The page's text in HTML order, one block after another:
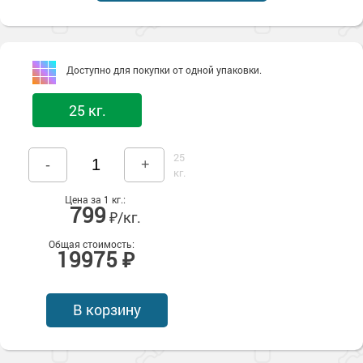
Сопутствующие товары
Доступно для покупки от одной упаковки.
25 кг.
- +
25
кг.
Цена за 1 кг.:
799 ₽/кг.
Общая стоимость:
19975 ₽
В корзину